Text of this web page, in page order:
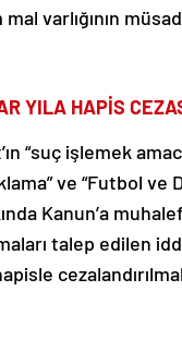
varlığının
YILA HAPİS
“suç işlemek
ve “Futbol ve
Kanun’a
talep edilen